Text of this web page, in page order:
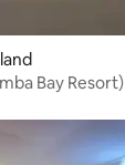
Bay Resort)